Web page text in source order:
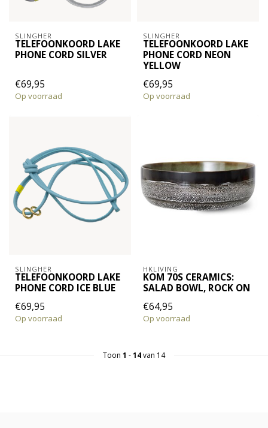
SLINGHER
TELEFOONKOORD LAKE
PHONE CORD SILVER
€69,95
Op voorraad
SLINGHER
TELEFOONKOORD LAKE
PHONE CORD NEON
YELLOW
€69,95
Op voorraad
SLINGHER
TELEFOONKOORD LAKE
PHONE CORD ICE BLUE
€69,95
Op voorraad
HKLIVING
KOM 70S CERAMICS:
SALAD BOWL, ROCK ON
€64,95
Op voorraad
Toon 1 -14van 14